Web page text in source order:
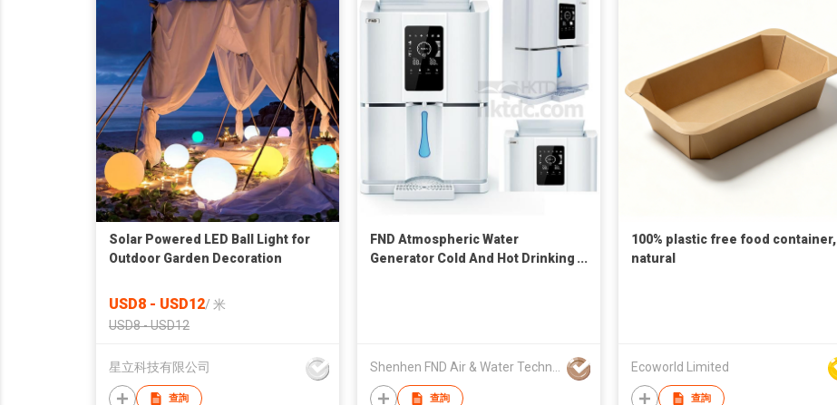
Solar Powered LED Ball Light for
Outdoor Garden Decoration
USD8 - USD12/ 米
USD8 - USD12
星立科技有限公司
查詢
FND Atmospheric Water
Generator Cold And Hot Drinking
查詢
100% plastic free food container,
natural
Ecoworld Limited
查詢